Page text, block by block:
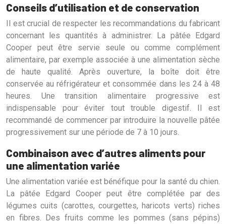
Conseils d’utilisation et de conservation
Il est crucial de respecter les recommandations du fabricant
concernant les quantités à administrer. La pâtée Edgard
Cooper peut être servie seule ou comme complément
alimentaire, par exemple associée à une alimentation sèche
de haute qualité. Après ouverture, la boîte doit être
conservée au réfrigérateur et consommée dans les 24 à 48
heures. Une transition alimentaire progressive est
indispensable pour éviter tout trouble digestif. Il est
recommandé de commencer par introduire la nouvelle pâtée
progressivement sur une période de 7 à 10 jours.
Combinaison avec d’autres aliments pour
une alimentation variée
Une alimentation variée est bénéfique pour la santé du chien.
La pâtée Edgard Cooper peut être complétée par des
légumes cuits (carottes, courgettes, haricots verts) riches
en fibres. Des fruits comme les pommes (sans pépins)